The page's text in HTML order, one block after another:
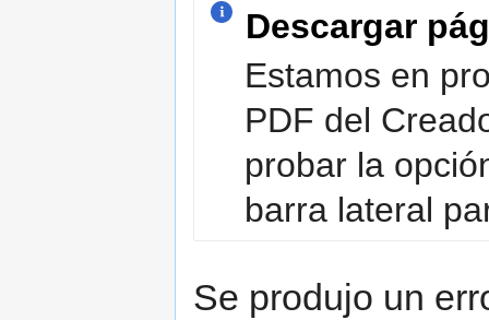
Descargar
Estamos en
PDF del
probar la
barra lateral
Se produjo un